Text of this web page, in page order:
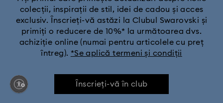
colecții, inspirații de stil, idei de cadou și acces
exclusiv. Înscrieți-vă astăzi la Clubul Swarovski și
primiți o reducere de 10%* la următoarea dvs.
achiziție online (numai pentru articolele cu preț
întreg). *Se aplică termeni și condiții
Înscrieți-vă în club